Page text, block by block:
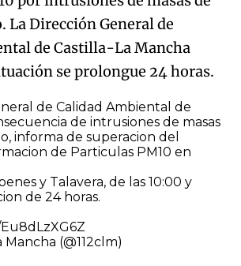
La Dirección General de
de Castilla-La Mancha
se prolongue 24 horas.
de Calidad Ambiental de
de intrusiones de masas
informa de superacion del
de Particulas PM10 en
y Talavera, de las 10:00 y
de 24 horas.
Mancha (@112clm)